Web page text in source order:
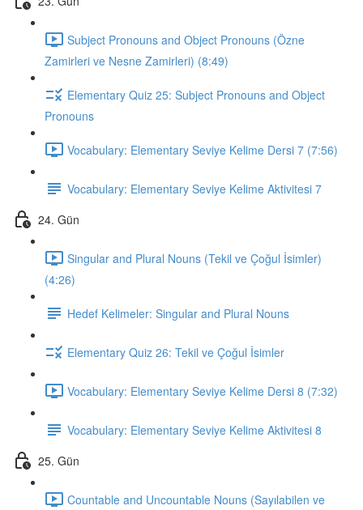
Subject Pronouns and Object Pronouns (Özne
Zamirleri ve Nesne Zamirleri) (8:49)
Elementary Quiz 25: Subject Pronouns and Object
Pronouns
Vocabulary: Elementary Seviye Kelime Dersi 7 (7:56)
Vocabulary: Elementary Seviye Kelime Aktivitesi 7
24. Gün
Singular and Plural Nouns (Tekil ve Çoğul İsimler)
(4:26)
Hedef Kelimeler: Singular and Plural Nouns
Elementary Quiz 26: Tekil ve Çoğul İsimler
Vocabulary: Elementary Seviye Kelime Dersi 8 (7:32)
Vocabulary: Elementary Seviye Kelime Aktivitesi 8
25. Gün
Countable and Uncountable Nouns (Sayılabilen ve